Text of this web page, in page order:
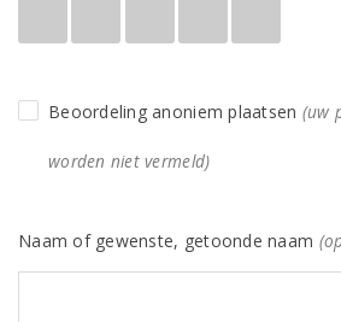
Beoordeling anoniem plaatsen (uw
worden niet vermeld)
Naam of gewenste, getoonde naam